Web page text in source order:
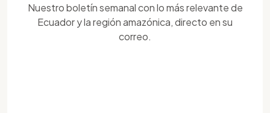
Nuestro boletín semanal con lo más relevante de
Ecuador y la región amazónica, directo en su
correo.